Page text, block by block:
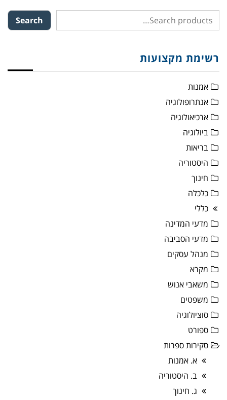
Search
רשימת מקצועות
אמנות
אנתרופולוגיה
ארכיאולוגיה
ביולוגיה
בריאות
היסטוריה
חינוך
כלכלה
כללי
מדעי המדינה
מדעי הסביבה
מנהל עסקים
מקרא
משאבי אנוש
משפטים
סוציולוגיה
ספורט
סקירות ספרות
א. אמנות
ב. היסטוריה
ג. חינוך